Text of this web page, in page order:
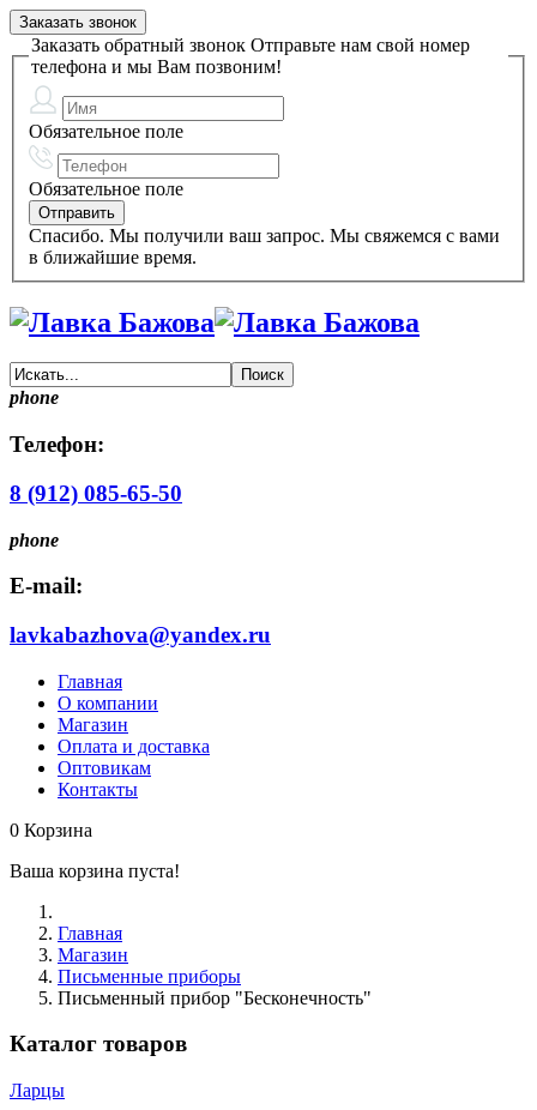
Заказать звонок
Заказать обратный звонок Отправьте нам свой номер
телефона и мы Вам позвоним!
Обязательное поле
Обязательное поле
Спасибо. Мы получили ваш запрос. Мы свяжемся с вами
в ближайшие время.
phone
Телефон:
8 (912) 085-65-50
phone
E-mail:
lavkabazhova@yandex.ru
Главная
О компании
Магазин
Оплата и доставка
Оптовикам
Контакты
0 Корзина
Ваша корзина пуста!
Главная
Магазин
Письменные приборы
Письменный прибор "Бесконечность"
Каталог товаров
Ларцы